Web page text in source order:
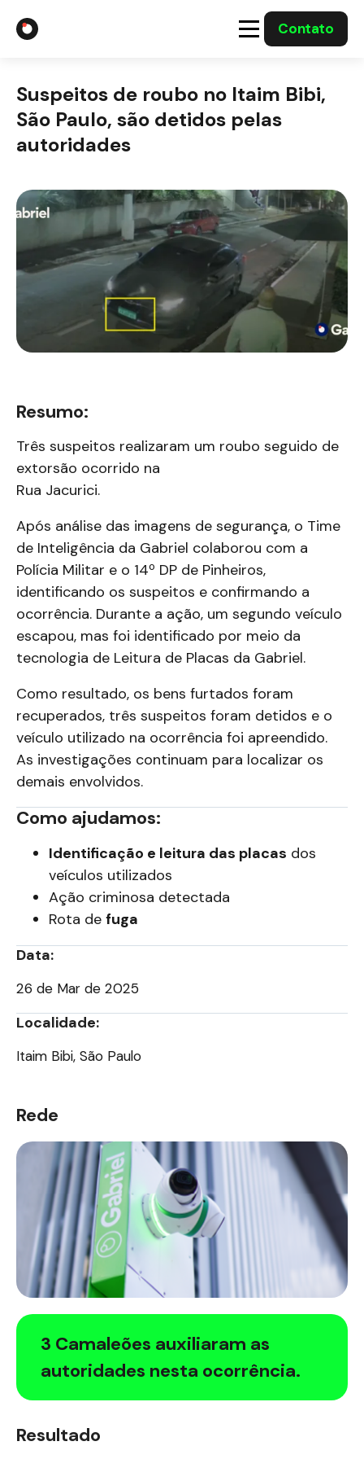
Contato
Soluções
Casos Solucionados
Mídia
Suspeitos de roubo no Itaim Bibi,
São Paulo, são detidos pelas
autoridades
Resumo:
Três suspeitos realizaram um roubo seguido de
extorsão ocorrido na
Rua Jacurici.
Após análise das imagens de segurança, o Time
de Inteligência da Gabriel colaborou com a
Polícia Militar e o 14º DP de Pinheiros,
identificando os suspeitos e confirmando a
ocorrência. Durante a ação, um segundo veículo
escapou, mas foi identificado por meio da
tecnologia de Leitura de Placas da Gabriel.
Como resultado, os bens furtados foram
recuperados, três suspeitos foram detidos e o
veículo utilizado na ocorrência foi apreendido.
As investigações continuam para localizar os
demais envolvidos.
Como ajudamos:
Identificação e leitura das placas dos
veículos utilizados
Ação criminosa detectada
Rota de fuga
Data:
26 de Mar de 2025
Localidade:
Itaim Bibi, São Paulo
Rede
3 Camaleões auxiliaram as
autoridades nesta ocorrência.
Resultado